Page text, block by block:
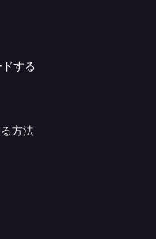
する
方法